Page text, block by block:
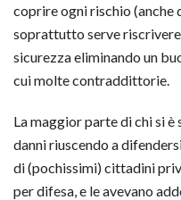
coprire ogni rischio (anche
soprattutto serve
sicurezza eliminando un
cui molte contraddittorie.
La maggior parte di chi si è
danni riuscendo a
di (pochissimi) cittadini
per difesa, e le avevano